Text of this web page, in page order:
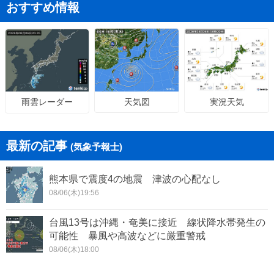
おすすめ情報
雨雲レーダー 天気図 実況天気
最新の記事 (気象予報士)
熊本県で震度4の地震 津波の心配なし
08/06(木)19:56
台風13号は沖縄・奄美に接近 線状降水帯発生の
可能性 暴風や高波などに厳重警戒
08/06(木)18:00